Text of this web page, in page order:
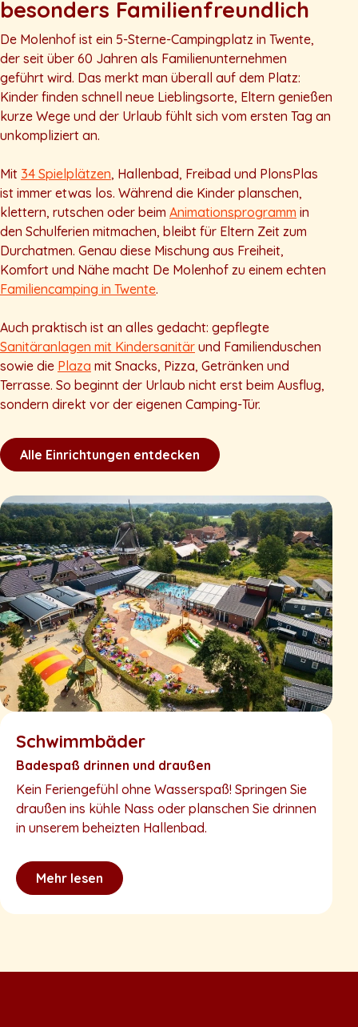
besonders Familienfreundlich
De Molenhof ist ein 5-Sterne-Campingplatz in Twente,
der seit über 60 Jahren als Familienunternehmen
geführt wird. Das merkt man überall auf dem Platz:
Kinder finden schnell neue Lieblingsorte, Eltern genießen
kurze Wege und der Urlaub fühlt sich vom ersten Tag an
unkompliziert an.
Mit 34 Spielplätzen, Hallenbad, Freibad und PlonsPlas
ist immer etwas los. Während die Kinder planschen,
klettern, rutschen oder beim Animationsprogramm in
den Schulferien mitmachen, bleibt für Eltern Zeit zum
Durchatmen. Genau diese Mischung aus Freiheit,
Komfort und Nähe macht De Molenhof zu einem echten
Familiencamping in Twente.
Auch praktisch ist an alles gedacht: gepflegte
Sanitäranlagen mit Kindersanitär und Familienduschen
sowie die Plaza mit Snacks, Pizza, Getränken und
Terrasse. So beginnt der Urlaub nicht erst beim Ausflug,
sondern direkt vor der eigenen Camping-Tür.
Alle Einrichtungen entdecken
Schwimmbäder
Badespaß drinnen und draußen
Kein Feriengefühl ohne Wasserspaß! Springen Sie
draußen ins kühle Nass oder planschen Sie drinnen
in unserem beheizten Hallenbad.
Mehr lesen